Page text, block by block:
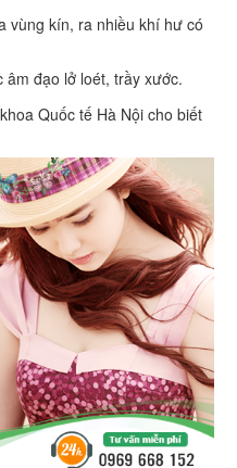
vùng kín, ra nhiều khí hư có
âm đạo lở loét, trầy xước.
Quốc tế Hà Nội cho biết